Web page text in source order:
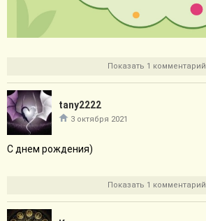
Показать 1 комментарий
tany2222
3 октября 2021
С днем рождения)
Показать 1 комментарий